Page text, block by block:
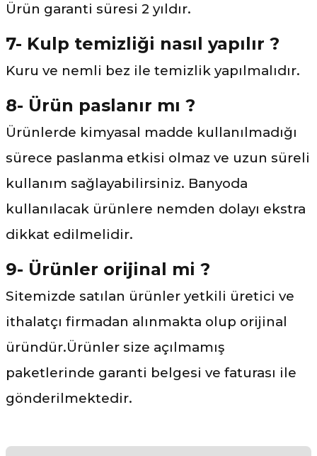
Ürün garanti süresi 2 yıldır.
7- Kulp temizliği nasıl yapılır ?
Kuru ve nemli bez ile temizlik yapılmalıdır.
8- Ürün paslanır mı ?
Ürünlerde kimyasal madde kullanılmadığı
sürece paslanma etkisi olmaz ve uzun süreli
kullanım sağlayabilirsiniz. Banyoda
kullanılacak ürünlere nemden dolayı ekstra
dikkat edilmelidir.
9- Ürünler orijinal mi ?
Sitemizde satılan ürünler yetkili üretici ve
ithalatçı firmadan alınmakta olup orijinal
üründür.Ürünler size açılmamış
paketlerinde garanti belgesi ve faturası ile
gönderilmektedir.